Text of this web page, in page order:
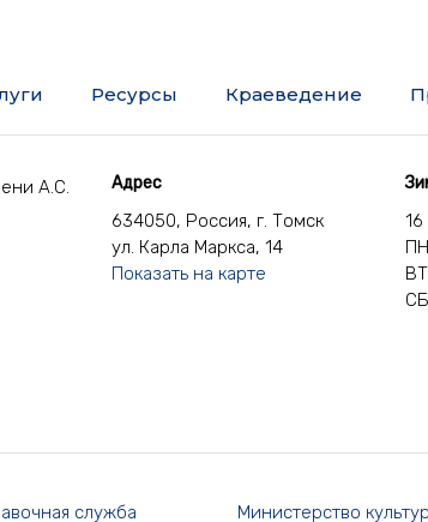
Ресурсы Краеведение
А.С.
Адрес
634050, Россия, г. Томск
ул. Карла Маркса, 14
Показать на карте
служба Министерство